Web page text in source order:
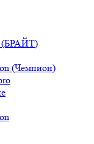
(БРАЙТ)
(Чемпион)